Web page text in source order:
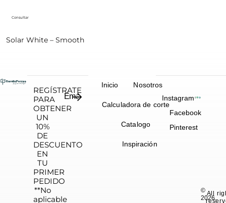
Consultar
Solar White – Smooth
REGÍSTRATE
PARA
OBTENER
UN
10%
DE
DESCUENTO
EN
TU
PRIMER
PEDIDO
**No
aplicable
Inicio Nosotros
Calculadora de corte
Catalogo
Inspiración
©
2026.
All
Instagram
Facebook
Pinterest